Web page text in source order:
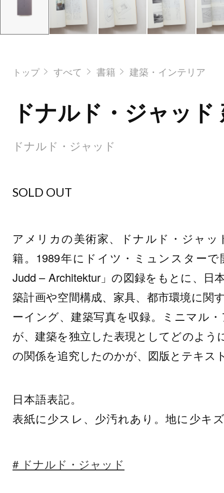
トップ すべて 書籍 建築・インテリア
ドナルド・ジャッド
ドナルド・ジャッド
SOLD OUT
アメリカの美術家、ドナルド・ジャ
籍。1989年にドイツ・ミュンスターで
Judd – Architektur」の図録をもとに、日
築計画や空間構成、家具、都市環境に関
ーイング、建築写真を収録。ミニマル
が、建築を独立した表現としてどのよう
の関係を追究したのかが、図版とテキス
日本語表記。
表紙に少スレ、少汚れあり。地に少キ
ドナルド・ジャッド